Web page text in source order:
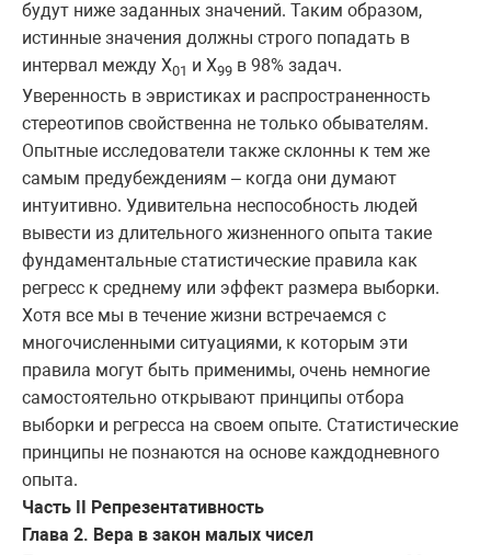
будут ниже заданных значений. Таким образом,
истинные значения должны строго попадать в
интервал между Х01 и Х99 в 98% задач.
Уверенность в эвристиках и распространенность
стереотипов свойственна не только обывателям.
Опытные исследователи также склонны к тем же
самым предубеждениям – когда они думают
интуитивно. Удивительна неспособность людей
вывести из длительного жизненного опыта такие
фундаментальные статистические правила как
регресс к среднему или эффект размера выборки.
Хотя все мы в течение жизни встречаемся с
многочисленными ситуациями, к которым эти
правила могут быть применимы, очень немногие
самостоятельно открывают принципы отбора
выборки и регресса на своем опыте. Статистические
принципы не познаются на основе каждодневного
опыта.
Часть II Репрезентативность
Глава 2. Вера в закон малых чисел